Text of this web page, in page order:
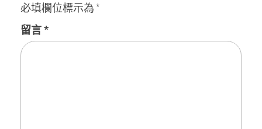
必填欄位標示為 *
留言*